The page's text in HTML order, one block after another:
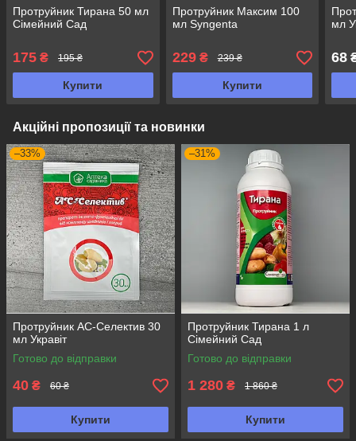
Протруйник Тирана 50 мл
Сімейний Сад
175 ₴ 195 ₴
Купити
Протруйник Максим 100
мл Syngenta
229₴ 239 ₴
Купити
мл
68
Акційні пропозиції та новинки
–33%
Протруйник АС-Селектив 30
мл Укравіт
Готово до відправки
40 ₴ 60 ₴
Купити
–31%
Протруйник Тирана 1 л
Сімейний Сад
Готово до відправки
1 280 ₴ 1 860 ₴
Купити